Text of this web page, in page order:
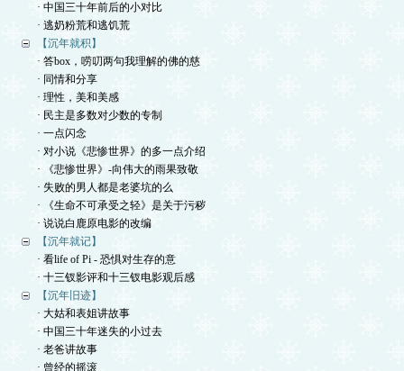
· 中国三十年前后的小对比
· 逃奶粉荒和逃饥荒
【沉年就积】
· 答box，唠叨两句我理解的佛的慈
· 同情和分享
· 理性，美和美感
· 民主是多数对少数的专制
· 一点闪念
· 对小说《悲惨世界》的多一点介绍
· 《悲惨世界》-向伟大的雨果致敬
· 失败的男人都是老婆坑的么
· 《生命不可承受之轻》是关于污秽
· 说说白鹿原电影的改编
【沉年就记】
· 看life of Pi - 恐惧对生存的意
· 十三钗影评和十三钗电影观后感
【沉年旧迹】
· 大姑和表姐讲故事
· 中国三十年迷失的小过去
· 老爸讲故事
· 曾经的摇滚